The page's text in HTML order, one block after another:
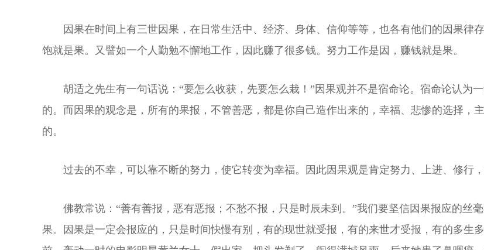
因果在时间上有三世因果，在日常生活中、经济、身体、信仰等等，也各有他们的因果律
饱就是果。又譬如一个人勤勉不懈地工作，因此赚了很多钱。努力工作是因，赚钱就是果。
胡适之先生有一句话说：“要怎么收获，先要怎么栽！”因果观并不是宿命论。宿命论认为
的。而因果的观念是，所有的果报，不管善恶，都是你自己造作出来的，幸福、悲惨的选择，
的。
过去的不幸，可以靠不断的努力，使它转变为幸福。因此因果观是肯定努力、上进、修行
佛教常说：“善有善报，恶有恶报；不愁不报，只是时辰未到。”我们要坚信因果报应的丝
果。因果是一定会报应的，只是时间快慢有别，有的现世就受报，有的来世才受报，有的多生